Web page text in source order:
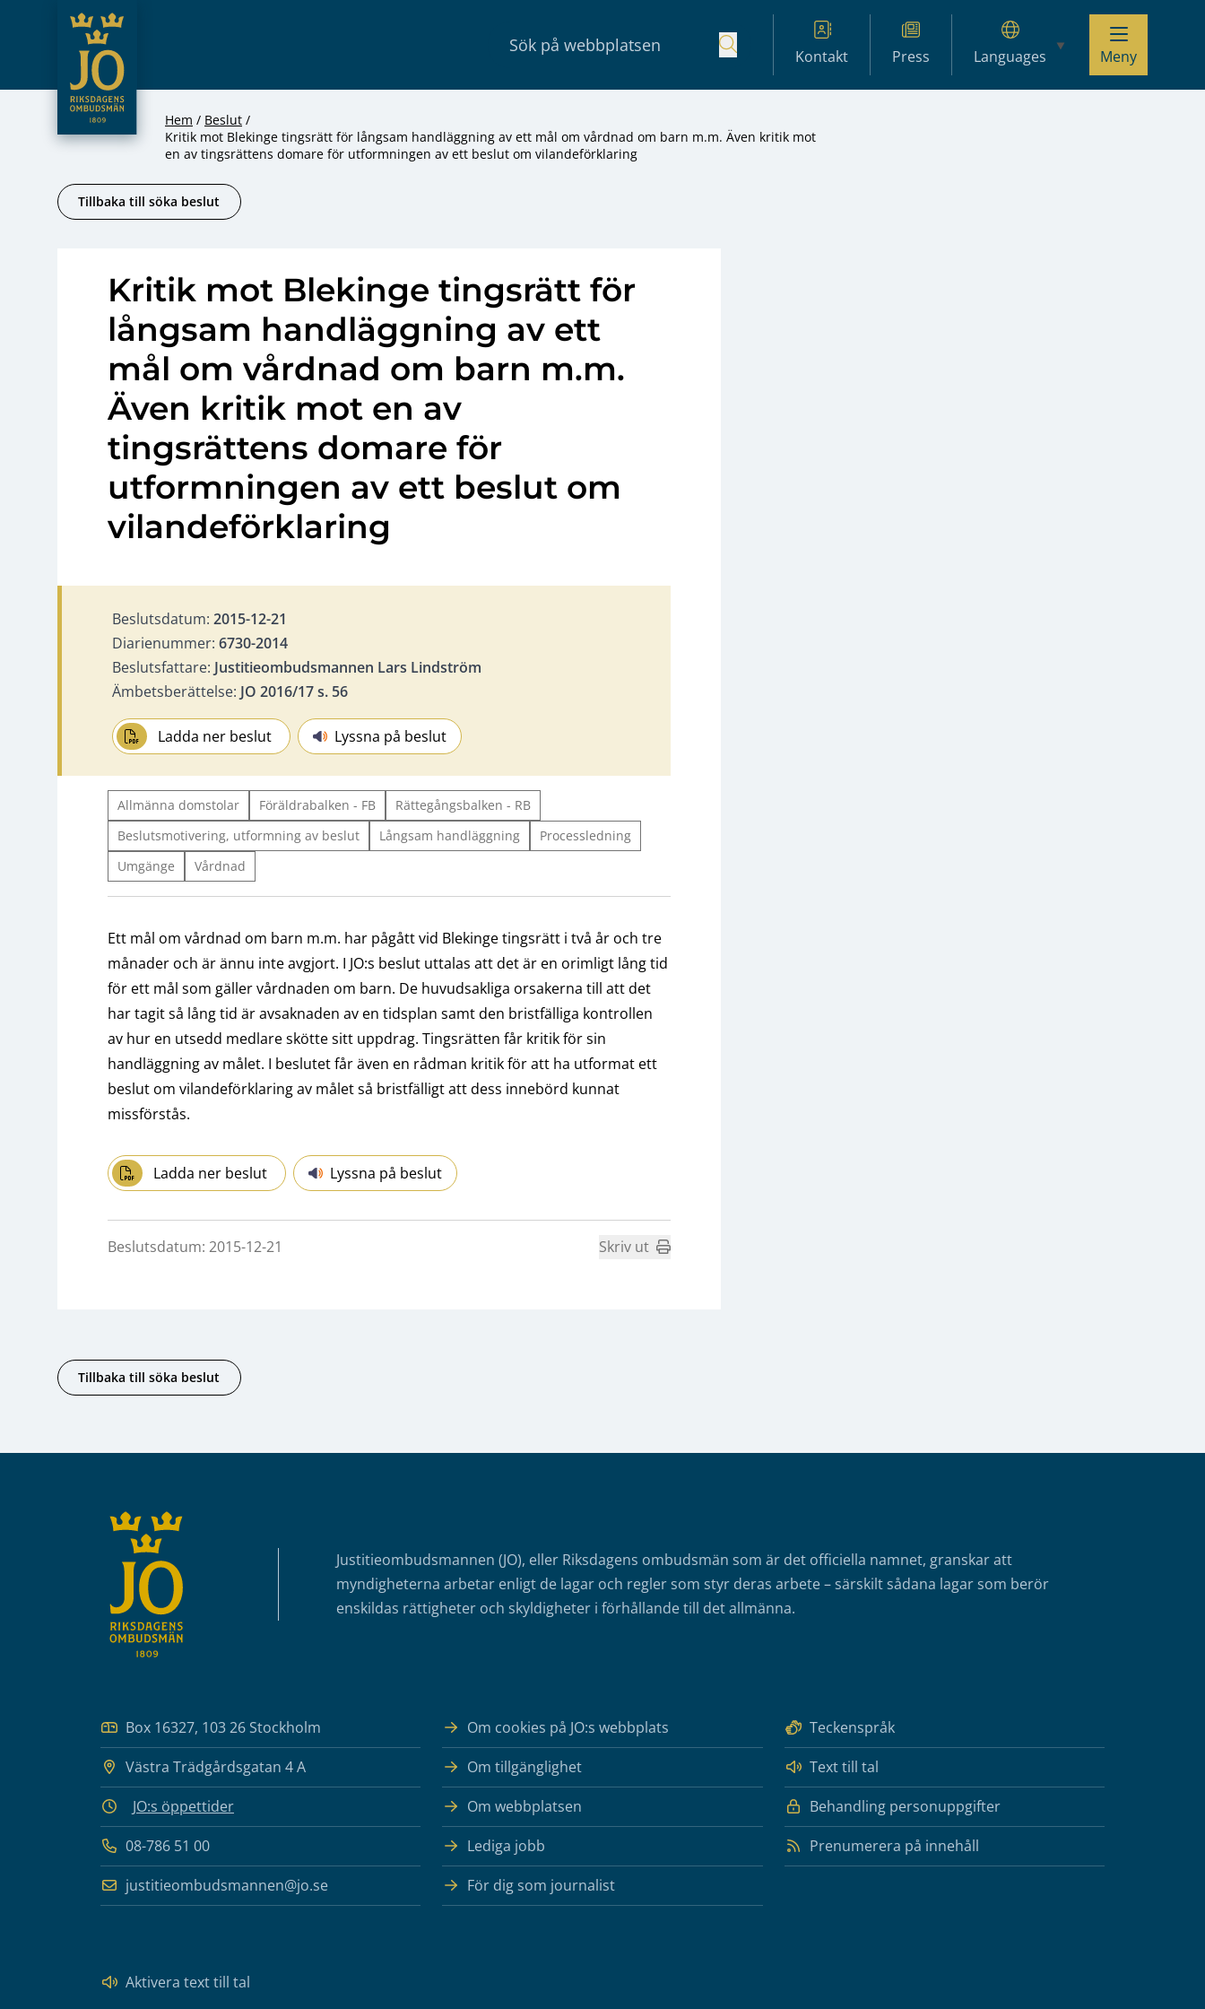
Hoppa till innehåll
JO – Riksdagens Ombudsmän
Kontakt Press Languages Meny
Hem
Beslut
Kritik mot Blekinge tingsrätt för långsam handläggning av ett mål om vårdnad om barn m.m. Även kritik mot
en av tingsrättens domare för utformningen av ett beslut om vilandeförklaring
Tillbaka till söka beslut
Kritik mot Blekinge tingsrätt för
långsam handläggning av ett
mål om vårdnad om barn m.m.
Även kritik mot en av
tingsrättens domare för
utformningen av ett beslut om
vilandeförklaring
Beslutsdatum: 2015-12-21
Diarienummer: 6730-2014
Beslutsfattare: Justitieombudsmannen Lars Lindström
Ämbetsberättelse: JO 2016/17 s. 56
Ladda ner beslut Lyssna på beslut
Allmänna domstolar Föräldrabalken - FB
Rättegångsbalken - RB
Beslutsmotivering, utformning av beslut
Långsam handläggning
Processledning
Umgänge
Vårdnad
Ett mål om vårdnad om barn m.m. har pågått vid Blekinge tingsrätt i två år och tre
månader och är ännu inte avgjort. I JO:s beslut uttalas att det är en orimligt lång tid
för ett mål som gäller vårdnaden om barn. De huvudsakliga orsakerna till att det
har tagit så lång tid är avsaknaden av en tidsplan samt den bristfälliga kontrollen
av hur en utsedd medlare skötte sitt uppdrag. Tingsrätten får kritik för sin
handläggning av målet. I beslutet får även en rådman kritik för att ha utformat ett
beslut om vilandeförklaring av målet så bristfälligt att dess innebörd kunnat
missförstås.
Ladda ner beslut Lyssna på beslut
Beslutsdatum: 2015-12-21 Skriv ut
Tillbaka till söka beslut
Justitieombudsmannen (JO), eller Riksdagens ombudsmän som är det officiella namnet, granskar att
myndigheterna arbetar enligt de lagar och regler som styr deras arbete – särskilt sådana lagar som berör
enskildas rättigheter och skyldigheter i förhållande till det allmänna.
Box 16327, 103 26 Stockholm
Västra Trädgårdsgatan 4 A
JO:s öppettider
08-786 51 00
justitieombudsmannen@jo.se
Om cookies på JO:s webbplats
Teckenspråk
Om tillgänglighet
Text till tal
Om webbplatsen
Behandling personuppgifter
Lediga jobb
Prenumerera på innehåll
För dig som journalist
Aktivera text till tal